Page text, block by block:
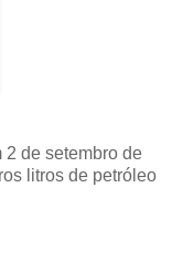
2 de setembro de
litros de petróleo